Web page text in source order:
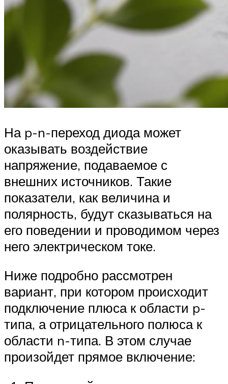
На p-n-переход диода может
оказывать воздействие
напряжение, подаваемое с
внешних источников. Такие
показатели, как величина и
полярность, будут сказываться на
его поведении и проводимом через
него электрическом токе.
Ниже подробно рассмотрен
вариант, при котором происходит
подключение плюса к области p-
типа, а отрицательного полюса к
области n-типа. В этом случае
произойдет прямое включение: